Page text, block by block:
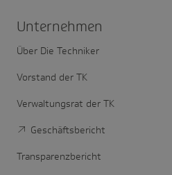
Unter­nehmen
Über Die Techniker
Vorstand der TK
Verwaltungsrat der TK
Geschäftsbericht
Transparenzbericht